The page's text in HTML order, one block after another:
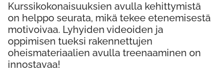
Kurssikokonaisuuksien avulla kehittymistä
on helppo seurata, mikä tekee etenemisestä
motivoivaa. Lyhyiden videoiden ja
oppimisen tueksi rakennettujen
oheismateriaalien avulla treenaaminen on
innostavaa!